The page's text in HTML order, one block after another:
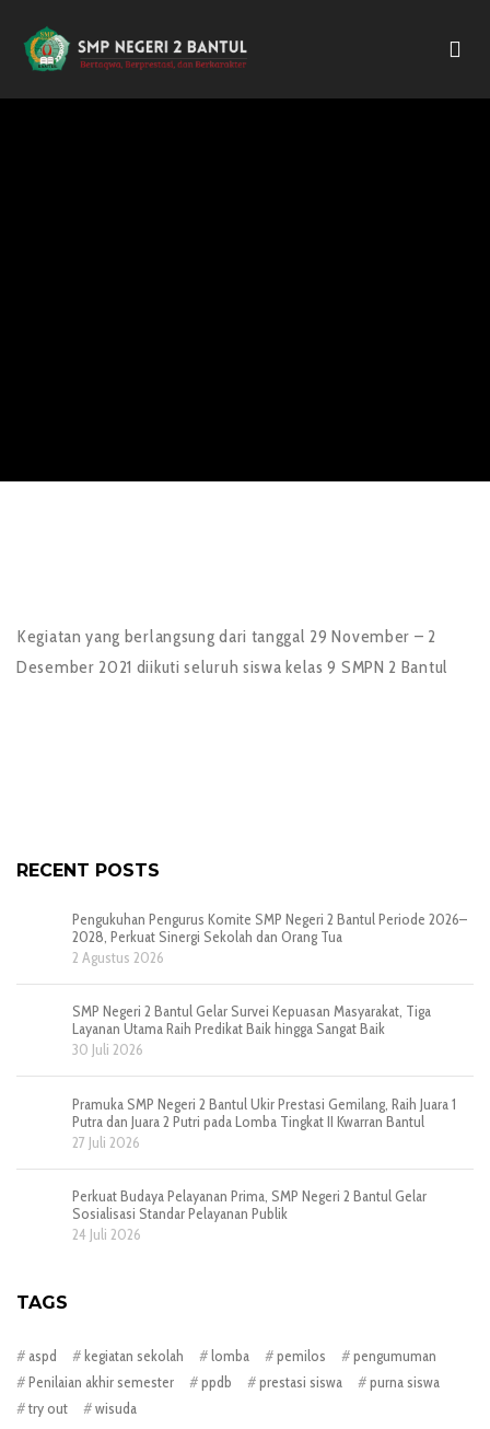
Kegiatan yang berlangsung dari tanggal 29 November – 2
Desember 2021 diikuti seluruh siswa kelas 9 SMPN 2 Bantul
RECENT POSTS
Pengukuhan Pengurus Komite SMP Negeri 2 Bantul Periode 2026–
2028, Perkuat Sinergi Sekolah dan Orang Tua
2 Agustus 2026
SMP Negeri 2 Bantul Gelar Survei Kepuasan Masyarakat, Tiga
Layanan Utama Raih Predikat Baik hingga Sangat Baik
30 Juli 2026
Pramuka SMP Negeri 2 Bantul Ukir Prestasi Gemilang, Raih Juara 1
Putra dan Juara 2 Putri pada Lomba Tingkat II Kwarran Bantul
27 Juli 2026
Perkuat Budaya Pelayanan Prima, SMP Negeri 2 Bantul Gelar
Sosialisasi Standar Pelayanan Publik
24 Juli 2026
TAGS
aspd kegiatan sekolah lomba pemilos
pengumuman
Penilaian akhir semester
ppdb prestasi siswa
purna siswa
try out
wisuda